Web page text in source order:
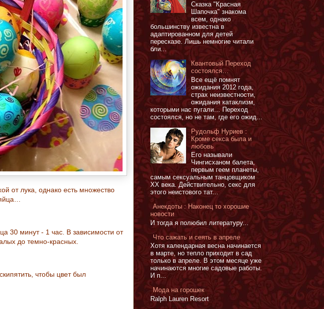
от лука, однако есть множество
30 минут - 1 час. В зависимости от
до темно-красных.
чтобы цвет был
Сказка "Красная
Шапочка" знакома
всем, однако
большинству известна в
адаптированном для детей
пересказе. Лишь немногие читали
бли...
Квантовый Переход
состоялся…
Все ещё помнят
ожидания 2012 года,
страх неизвестности,
ожидания катаклизм,
которыми нас пугали… Переход
состоялся, но не там, где его ожид...
Рудольф Нуриев :
Кроме секса была и
любовь
Его называли
Чингисханом балета,
первым геем планеты,
самым сексуальным танцовщиком
XX века. Действительно, секс для
этого неистового тат...
Анекдоты : Наконец то хорошие
новости
И тогда я полюбил литературу...
Что сажать и сеять в апреле
Хотя календарная весна начинается
в марте, но тепло приходит в сад
только в апреле. В этом месяце уже
начинаются многие садовые работы.
И п...
Мода на горошек
Ralph Lauren Resort